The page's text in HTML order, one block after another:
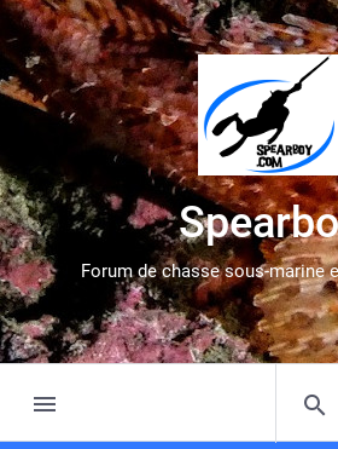
Forum de chasse sous-marine